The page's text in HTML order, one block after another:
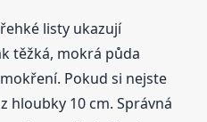
listy ukazují
těžká, mokrá půda
Pokud si nejste
hloubky 10 cm. Správná